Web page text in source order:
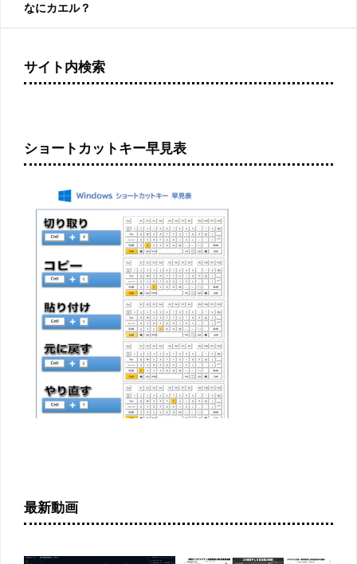
なにカエル？
サイト内検索
ショートカットキー早見表
最新動画